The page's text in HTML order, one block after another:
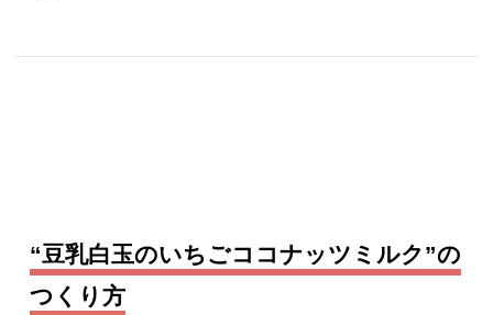
“豆乳白玉のいちごココナッツミルク”の
つくり方